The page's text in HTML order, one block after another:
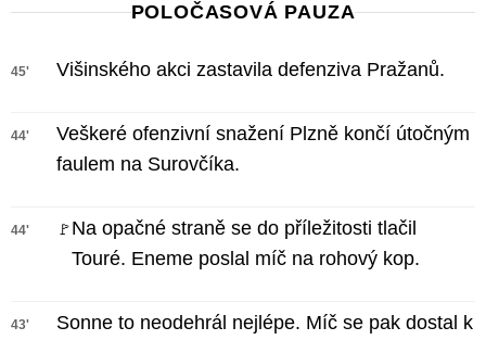
POLOČASOVÁ PAUZA
45' Višinského akci zastavila defenziva Pražanů.
44'
Veškeré ofenzivní snažení Plzně končí útočným
faulem na Surovčíka.
44' 🚩Na opačné straně se do příležitosti tlačil
Touré. Eneme poslal míč na rohový kop.
43'
Sonne to neodehrál nejlépe. Míč se pak dostal k